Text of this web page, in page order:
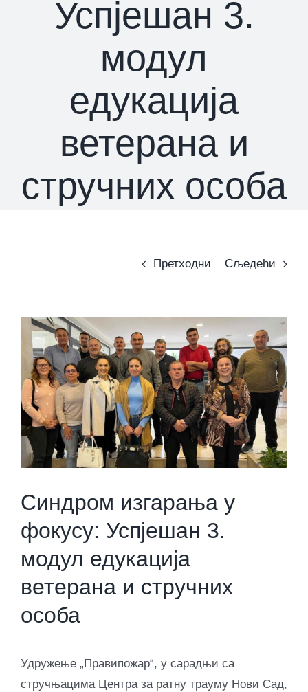
Успјешан 3.
модул
едукација
ветерана и
стручних особа
Претходни Сљедећи
View
Larger
Image
Синдром изгарања у
фокусу: Успјешан 3.
модул едукација
ветерана и стручних
особа
Удружење „Правипожар“, у сарадњи са
стручњацима Центра за ратну трауму Нови Сад,